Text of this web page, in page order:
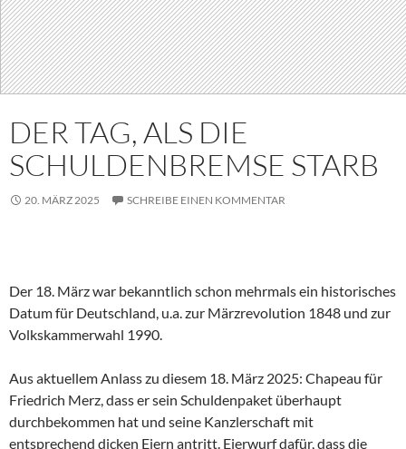
DER TAG, ALS DIE
SCHULDENBREMSE STARB
20. MÄRZ 2025 SCHREIBE EINEN KOMMENTAR
Der 18. März war bekanntlich schon mehrmals ein historisches
Datum für Deutschland, u.a. zur Märzrevolution 1848 und zur
Volkskammerwahl 1990.
Aus aktuellem Anlass zu diesem 18. März 2025: Chapeau für
Friedrich Merz, dass er sein Schuldenpaket überhaupt
durchbekommen hat und seine Kanzlerschaft mit
entsprechend dicken Eiern antritt. Eierwurf dafür, dass die